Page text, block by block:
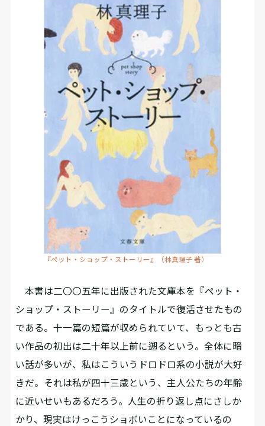
『ペット・ショップ・ストーリー』（林真理子 著）
本書は二〇〇五年に出版された文庫本を『ペット・
ショップ・ストーリー』のタイトルで復活させたもの
である。十一篇の短篇が収められていて、もっとも古
い作品の初出は二十年以上前に遡るという。全体に暗
い話が多いが、私はこういうドロドロ系の小説が大好
きだ。それは私が四十三歳という、主人公たちの年齢
に近いせいもあるだろう。人生の折り返し点にさしか
かり、現実はけっこうショボいことになっているの